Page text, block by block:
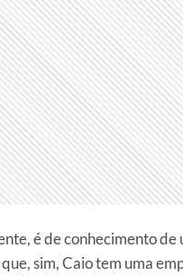
é de conhecimento de
que, sim, Caio tem uma